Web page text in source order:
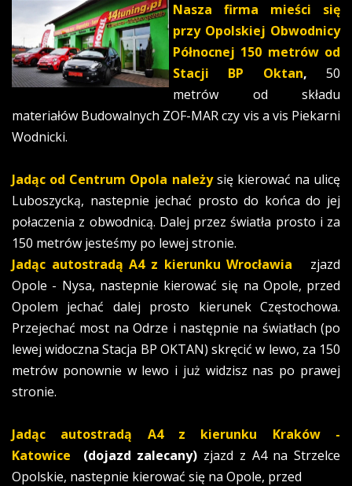
Nasza firma mieści się
przy Opolskiej Obwodnicy
Północnej 150 metrów od
Stacji BP Oktan, 50
metrów od składu
materiałów Budowalnych ZOF-MAR czy vis a vis Piekarni
Wodnicki.
Jadąc od Centrum Opola należy się kierować na ulicę
Luboszycką, nastepnie jechać prosto do końca do jej
połaczenia z obwodnicą. Dalej przez światła prosto i za
150 metrów jesteśmy po lewej stronie.
Jadąc autostradą A4 z kierunku Wrocławia
zjazd
Opole - Nysa, nastepnie kierować się na Opole, przed
Opolem jechać dalej prosto kierunek Częstochowa.
Przejechać most na Odrze i następnie na światłach (po
lewej widoczna Stacja BP OKTAN) skręcić w lewo, za 150
metrów ponownie w lewo i już widzisz nas po prawej
stronie.
Jadąc autostradą A4 z kierunku Kraków -
Katowice (dojazd zalecany) zjazd z A4 na Strzelce
Opolskie, nastepnie kierować się na Opole, przed